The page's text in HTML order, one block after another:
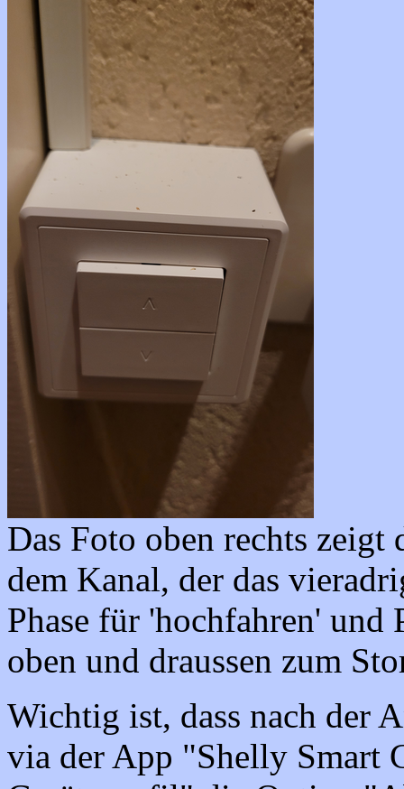
Das Foto oben rechts
dem Kanal, der das
Phase für 'hochfahren' und
oben und draussen zum
Wichtig ist, dass nach der
via der App "Shelly Smart